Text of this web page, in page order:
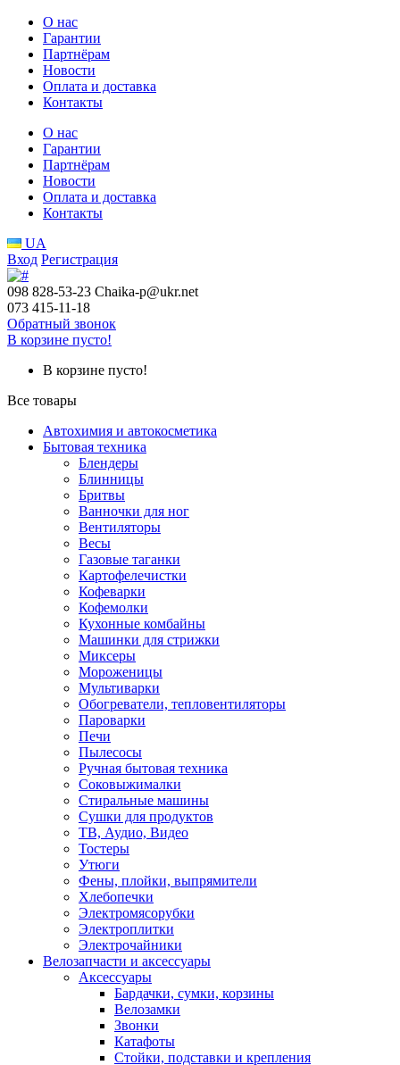
О нас
Гарантии
Партнёрам
Новости
Оплата и доставка
Контакты
О нас
Гарантии
Партнёрам
Новости
Оплата и доставка
Контакты
UA
Вход Регистрация
098 828-53-23 Chaika-p@ukr.net
073 415-11-18
Обратный звонок
В корзине пусто!
В корзине пусто!
Все товары
Автохимия и автокосметика
Бытовая техника
Блендеры
Блинницы
Бритвы
Ванночки для ног
Вентиляторы
Весы
Газовые таганки
Картофелечистки
Кофеварки
Кофемолки
Кухонные комбайны
Машинки для стрижки
Миксеры
Мороженицы
Мультиварки
Обогреватели, тепловентиляторы
Пароварки
Печи
Пылесосы
Ручная бытовая техника
Соковыжималки
Стиральные машины
Сушки для продуктов
ТВ, Аудио, Видео
Тостеры
Утюги
Фены, плойки, выпрямители
Хлебопечки
Электромясорубки
Электроплитки
Электрочайники
Велозапчасти и аксессуары
Аксессуары
Бардачки, сумки, корзины
Велозамки
Звонки
Катафоты
Стойки, подставки и крепления